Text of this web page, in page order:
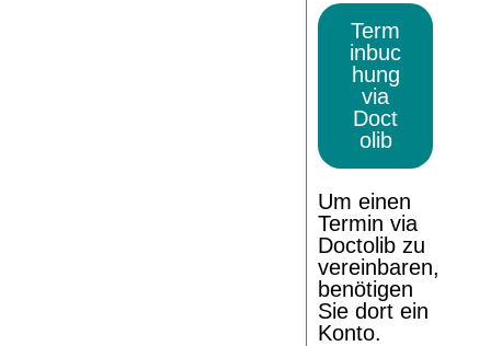
Term
inbuc
hung
via
Doct
olib
Um einen
Termin via
Doctolib zu
vereinbaren,
benötigen
Sie dort ein
Konto.